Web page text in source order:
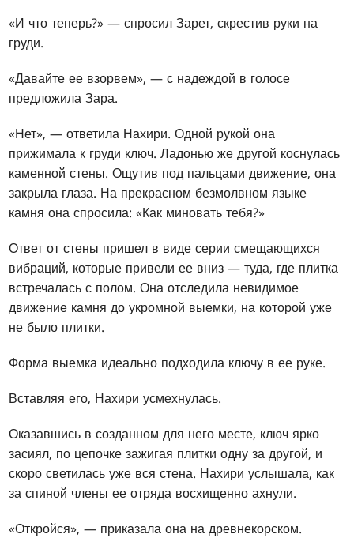
«И что теперь?» — спросил Зарет, скрестив руки на
груди.
«Давайте ее взорвем», — с надеждой в голосе
предложила Зара.
«Нет», — ответила Нахири. Одной рукой она
прижимала к груди ключ. Ладонью же другой коснулась
каменной стены. Ощутив под пальцами движение, она
закрыла глаза. На прекрасном безмолвном языке
камня она спросила: «Как миновать тебя?»
Ответ от стены пришел в виде серии смещающихся
вибраций, которые привели ее вниз — туда, где плитка
встречалась с полом. Она отследила невидимое
движение камня до укромной выемки, на которой уже
не было плитки.
Форма выемка идеально подходила ключу в ее руке.
Вставляя его, Нахири усмехнулась.
Оказавшись в созданном для него месте, ключ ярко
засиял, по цепочке зажигая плитки одну за другой, и
скоро светилась уже вся стена. Нахири услышала, как
за спиной члены ее отряда восхищенно ахнули.
«Откройся», — приказала она на древнекорском.